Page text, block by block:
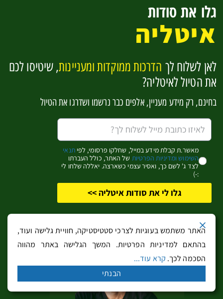
תיאטרו מרגריטה Teatro
Margherita
תיאטרון מרגריטה הוא הסמל של בארי החדשה. התיאטרון
נמצא על מקטע שיובש בפורטו וקיו, מתחתלנתיב החומות של
ויה ונציה ופיאצה דל פרארסה. הבניין המודרני, נבנה בתחילת
התיאטרון כבר לא פעיל אבל מוגדר כמוזיאון למטרות שימור
ומשמש כחלל לתצוגות מתחלפות. מבנה התיאטרון הכהה
האתר משתמש בעוגיות לצרכי סטטיסטיקה, חוויית גלישה ועוד,
בהתאם למדיניות הפרטיות. המשך הגלישה באתר מהווה
הסכמה לכך. קרא עוד...
הבנתי
גלו את סודות
איטליה
לאן לשלוח לך הדרכות ממוקדות ומעניינות, שיטיסו לכם
את הטיול לאיטליה?
בחינם, רק מידע מעניין, אלפים כבר נרשמו ושדרגו את הטיול
מאשר.ת קבלת מידע במייל, שחלקו פרסומי, לפיתנאי
השימוש ומדיניות הפרטיות של האתר, כולל העברתו
לצד ג' לשם כך, ואסיר עצמי כשארצה. יאללה שלחו לי
:-)
גלו לי את סודות איטליה >>